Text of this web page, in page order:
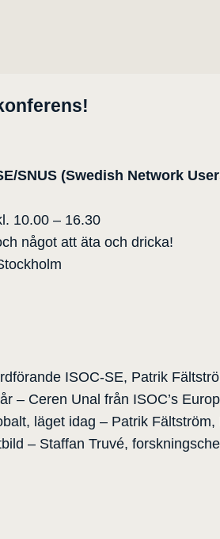
SNUS (Swedish Network
10.00 – 16.30
något att äta och dricka!
ISOC-SE, Patrik
– Ceren Unal från ISOC’s
läget idag – Patrik Fältström,
– Staffan Truvé,